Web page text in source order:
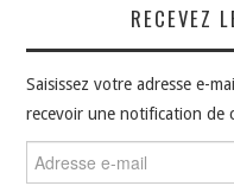
RECEVEZ
Saisissez votre adresse e-
recevoir une notification de
e-